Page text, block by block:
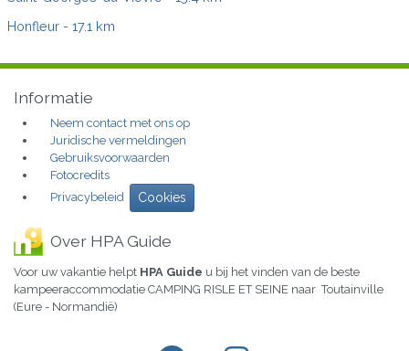
Honfleur - 17.1 km
Informatie
Neem contact met ons op
Juridische vermeldingen
Gebruiksvoorwaarden
Fotocredits
Privacybeleid
Cookies
Over HPA Guide
Voor uw vakantie helpt HPA Guide u bij het vinden van de beste
kampeeraccommodatie CAMPING RISLE ET SEINE naar Toutainville
(Eure - Normandië)